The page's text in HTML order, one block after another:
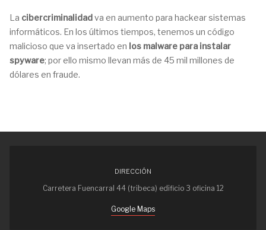
La cibercriminalidadva en aumento para hackear sistemas
informáticos. En los últimos tiempos, tenemos un código
malicioso que va insertado en los malware para instalar
spyware; por ello mismo llevan más de 45 mil millones de
dólares en fraude.
DIRECCIÓN
Carretera Fuencarral 44 (tribeca) edificio 3 oficina 12
Google Maps